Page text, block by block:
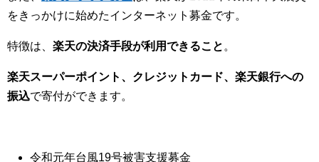
をきっかけに始めたインターネット募金です。
特徴は、 楽天の決済手段が利用できること 。
楽天スーパーポイント、クレジットカード、楽天銀行への
振込で寄付ができます。
令和元年台風19号被害支援募金